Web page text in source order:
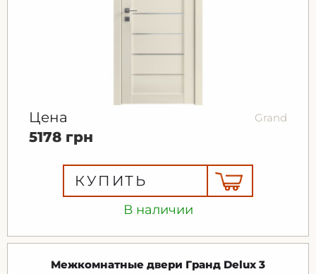
В наличии
Цена Grand
5178 грн
КУПИТЬ
Межкомнатные двери Гранд Delux 3